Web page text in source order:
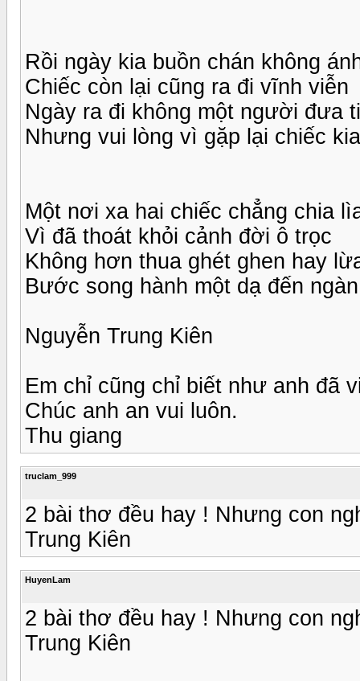
Rồi ngày kia buồn chán không
Chiếc còn lại cũng ra đi vĩnh viễn
Ngày ra đi không một người đưa
Nhưng vui lòng vì gặp lại chiếc kia
Một nơi xa hai chiếc chẳng chia
Vì đã thoát khỏi cảnh đời ô trọc
Không hơn thua ghét ghen hay
Bước song hành một dạ đến
Nguyễn Trung Kiên
Em chỉ cũng chỉ biết như anh đã
Chúc anh an vui luôn.
Thu giang
truclam_999
2 bài thơ đều hay ! Nhưng con
Trung Kiên
HuyenLam
2 bài thơ đều hay ! Nhưng con
Trung Kiên